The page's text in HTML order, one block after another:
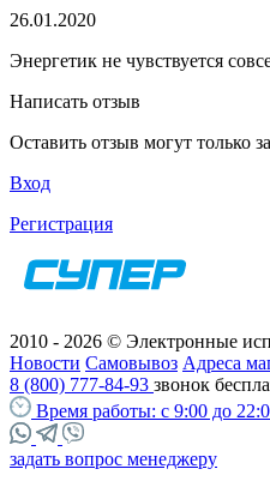
26.01.2020
Энергетик не чувствуется
Написать отзыв
Оставить отзыв могут только
Вход
Регистрация
2010 - 2026 © Электронные
Новости Самовывоз Адреса
8 (800) 777-84-93 звонок
Время работы: с 9:00 до
задать вопрос менеджеру